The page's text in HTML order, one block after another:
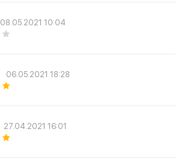
08.05.2021 10:04
06.05.2021 18:28
27.04.2021 16:01